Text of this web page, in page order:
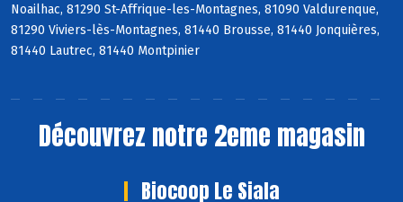
Noailhac, 81290 St-Affrique-les-Montagnes, 81090 Valdurenque,
81290 Viviers-lès-Montagnes, 81440 Brousse, 81440 Jonquières,
81440 Lautrec, 81440 Montpinier
Découvrez notre 2eme magasin
Biocoop Le Siala